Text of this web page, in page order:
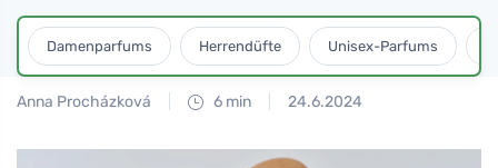
Damenparfums Herrendüfte Unisex-Parfums
Anna Procházková 6 min 24.6.2024